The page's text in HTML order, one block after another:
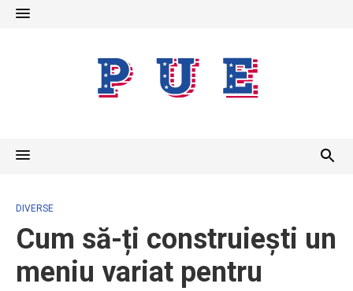
Skip
DIVERSE
Cum să-ți construiești un
meniu variat pentru